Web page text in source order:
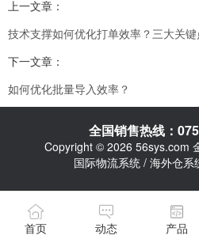
上一文章：
技术支撑如何优化打单效率？三大关键
下一文章：
如何优化批量导入效率？
全国销售热线：
Copyright © 2026 56sys.com
国际物流系统 / 海外仓
首页 动态 产品